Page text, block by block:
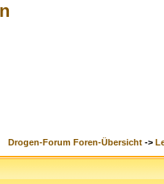
Drogen-Forum Foren-Übersicht ->